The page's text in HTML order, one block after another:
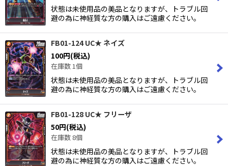
状態は未使用品の美品となりますが、トラブル回
避の為に神経質な方の購入はご遠慮ください。
FB01-124 UC★ ネイズ
100円(税込)
在庫数 1個
状態は未使用品の美品となりますが、トラブル回
避の為に神経質な方の購入はご遠慮ください。
FB01-128 UC★ フリーザ
50円(税込)
在庫数 8個
状態は未使用品の美品となりますが、トラブル回
避の為に神経質な方の購入はご遠慮ください。